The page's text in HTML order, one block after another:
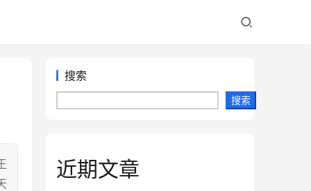
搜索
搜索
近期文章